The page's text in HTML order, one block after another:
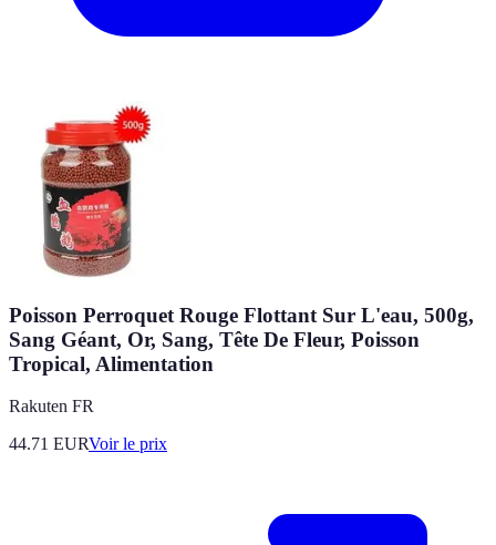
Poisson Perroquet Rouge Flottant Sur L'eau, 500g,
Sang Géant, Or, Sang, Tête De Fleur, Poisson
Tropical, Alimentation
Rakuten FR
44.71 EURVoir le prix